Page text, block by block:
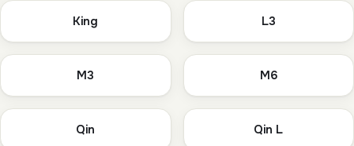
King L3
M3 M6
Qin Qin L